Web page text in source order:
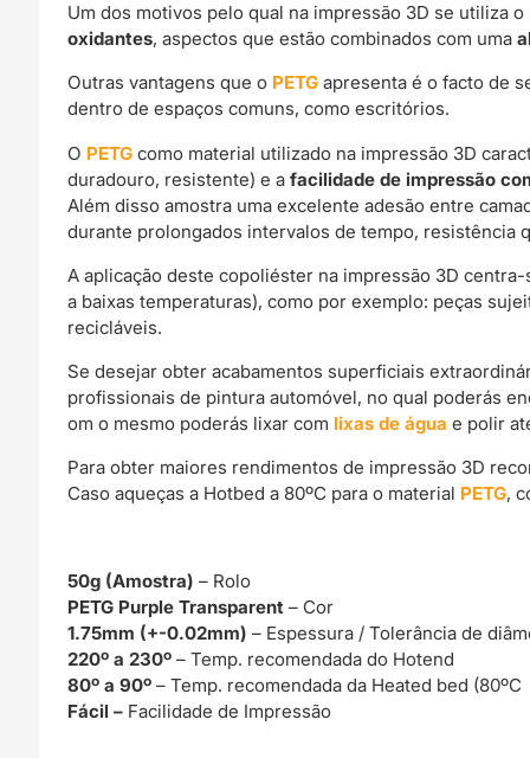
Um dos motivos pelo qual na impressão 3D se utiliza o
oxidantes, aspectos que estão combinados com uma
Outras vantagens que o PETG apresenta é o facto de
dentro de espaços comuns, como escritórios.
O PETG como material utilizado na impressão 3D
duradouro, resistente) e afacilidade de impressão
Além disso amostra uma excelente adesão entre
durante prolongados intervalos de tempo, resistência
A aplicação deste copoliéster na impressão 3D
a baixas temperaturas), como por exemplo: peças
recicláveis.
Se desejar obter acabamentos superficiais
profissionais de pintura automóvel, no qual poderás
om o mesmo poderás lixar com lixas de água e polir
Para obter maiores rendimentos de impressão 3D
Caso aqueças a Hotbed a 80ºC para o material PETG,
50g (Amostra) – Rolo
PETG Purple Transparent– Cor
1.75mm (+-0.02mm)– Espessura / Tolerância de
220º a 230º– Temp. recomendada do Hotend
80º a 90º– Temp. recomendada da Heated bed
Fácil – Facilidade de Impressão